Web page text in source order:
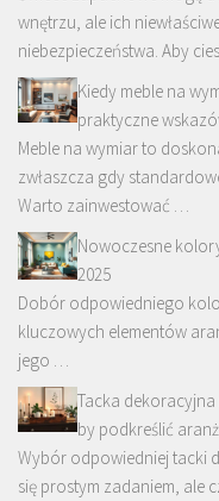
wnętrzu, ale ich
niebezpieczeństwa. Aby
Kiedy meble na
praktyczne
Meble na wymiar to
zwłaszcza gdy
Warto zainwestować …
Nowoczesne
2025
Dobór odpowiedniego
kluczowych elementów
jego …
Tacka
by podkreślić
Wybór odpowiedniej tacki
się prostym zadaniem, ale